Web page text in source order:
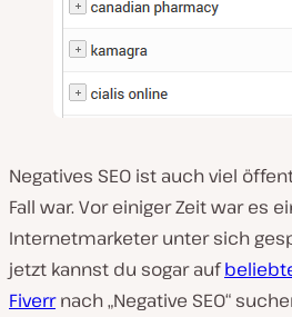
Negatives SEO ist auch viel
Fall war. Vor einiger Zeit war es
Internetmarketer unter sich
jetzt kannst du sogar auf
Fiverrnach „Negative SEO“